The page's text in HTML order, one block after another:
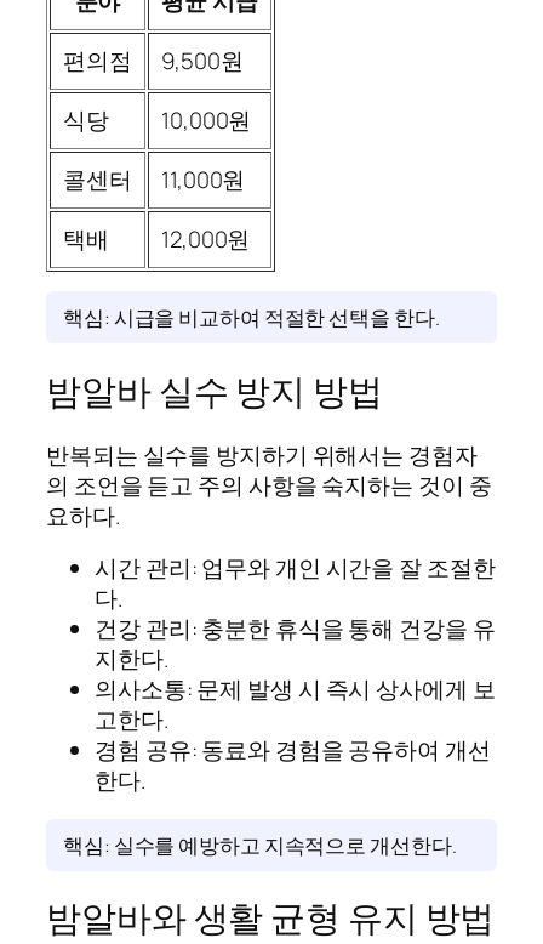
편의점
9,500원
식당
10,000원
콜센터
11,000원
택배
12,000원
핵심: 시급을 비교하여 적절한 선택을 한다.
밤알바 실수 방지 방법
반복되는 실수를 방지하기 위해서는 경험자
의 조언을 듣고 주의 사항을 숙지하는 것이 중
요하다.
시간 관리: 업무와 개인 시간을 잘 조절한
다.
건강 관리: 충분한 휴식을 통해 건강을 유
지한다.
의사소통: 문제 발생 시 즉시 상사에게 보
고한다.
경험 공유: 동료와 경험을 공유하여 개선
한다.
핵심: 실수를 예방하고 지속적으로 개선한다.
밤알바와 생활 균형 유지 방법